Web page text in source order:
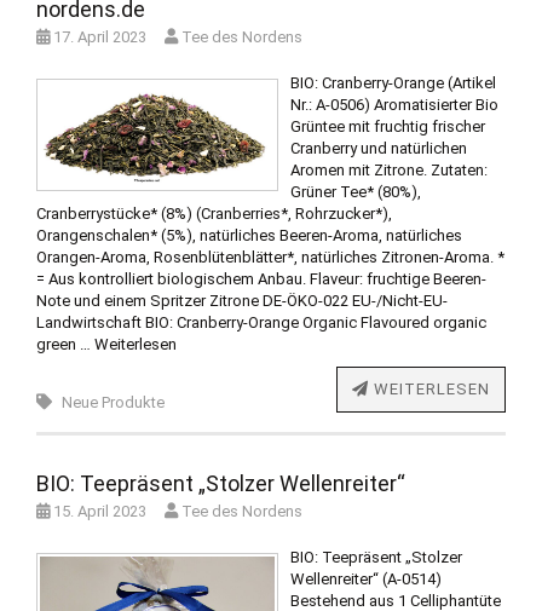
nordens.de
17. April 2023 Tee des Nordens
BIO: Cranberry-Orange (Artikel
Nr.: A-0506) Aromatisierter Bio
Grüntee mit fruchtig frischer
Cranberry und natürlichen
Aromen mit Zitrone. Zutaten:
Grüner Tee* (80%),
Cranberrystücke* (8%) (Cranberries*, Rohrzucker*),
Orangenschalen* (5%), natürliches Beeren-Aroma, natürliches
Orangen-Aroma, Rosenblütenblätter*, natürliches Zitronen-Aroma. *
= Aus kontrolliert biologischem Anbau. Flaveur: fruchtige Beeren-
Note und einem Spritzer Zitrone DE-ÖKO-022 EU-/Nicht-EU-
Landwirtschaft BIO: Cranberry-Orange Organic Flavoured organic
green … Weiterlesen
WEITERLESEN
Neue Produkte
BIO: Teepräsent „Stolzer Wellenreiter“
15. April 2023 Tee des Nordens
BIO: Teepräsent „Stolzer
Wellenreiter“ (A-0514)
Bestehend aus 1 Celliphantüte